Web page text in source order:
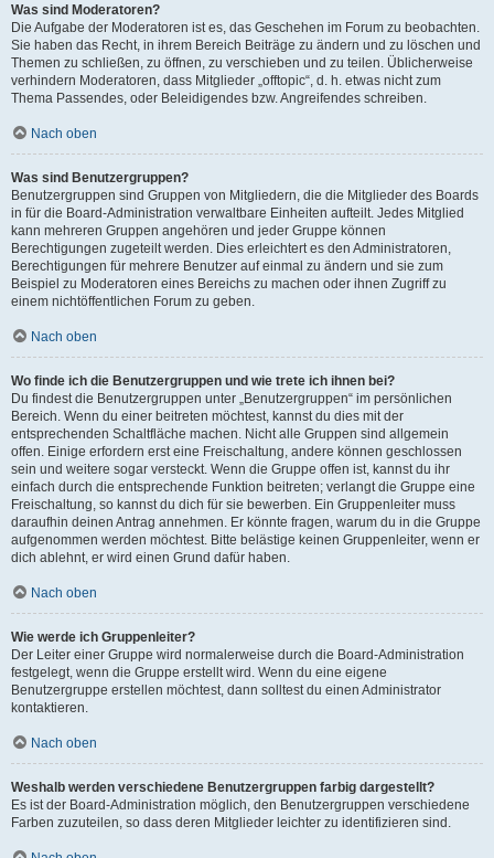
Was sind Moderatoren?
Die Aufgabe der Moderatoren ist es, das Geschehen im Forum zu beobachten.
Sie haben das Recht, in ihrem Bereich Beiträge zu ändern und zu löschen und
Themen zu schließen, zu öffnen, zu verschieben und zu teilen. Üblicherweise
verhindern Moderatoren, dass Mitglieder „offtopic“, d. h. etwas nicht zum
Thema Passendes, oder Beleidigendes bzw. Angreifendes schreiben.
Nach oben
Was sind Benutzergruppen?
Benutzergruppen sind Gruppen von Mitgliedern, die die Mitglieder des Boards
in für die Board-Administration verwaltbare Einheiten aufteilt. Jedes Mitglied
kann mehreren Gruppen angehören und jeder Gruppe können
Berechtigungen zugeteilt werden. Dies erleichtert es den Administratoren,
Berechtigungen für mehrere Benutzer auf einmal zu ändern und sie zum
Beispiel zu Moderatoren eines Bereichs zu machen oder ihnen Zugriff zu
einem nichtöffentlichen Forum zu geben.
Nach oben
Wo finde ich die Benutzergruppen und wie trete ich ihnen bei?
Du findest die Benutzergruppen unter „Benutzergruppen“ im persönlichen
Bereich. Wenn du einer beitreten möchtest, kannst du dies mit der
entsprechenden Schaltfläche machen. Nicht alle Gruppen sind allgemein
offen. Einige erfordern erst eine Freischaltung, andere können geschlossen
sein und weitere sogar versteckt. Wenn die Gruppe offen ist, kannst du ihr
einfach durch die entsprechende Funktion beitreten; verlangt die Gruppe eine
Freischaltung, so kannst du dich für sie bewerben. Ein Gruppenleiter muss
daraufhin deinen Antrag annehmen. Er könnte fragen, warum du in die Gruppe
aufgenommen werden möchtest. Bitte belästige keinen Gruppenleiter, wenn er
dich ablehnt, er wird einen Grund dafür haben.
Nach oben
Wie werde ich Gruppenleiter?
Der Leiter einer Gruppe wird normalerweise durch die Board-Administration
festgelegt, wenn die Gruppe erstellt wird. Wenn du eine eigene
Benutzergruppe erstellen möchtest, dann solltest du einen Administrator
kontaktieren.
Nach oben
Weshalb werden verschiedene Benutzergruppen farbig dargestellt?
Es ist der Board-Administration möglich, den Benutzergruppen verschiedene
Farben zuzuteilen, so dass deren Mitglieder leichter zu identifizieren sind.